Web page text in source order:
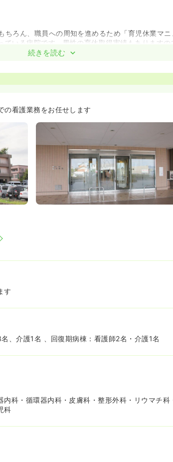
ろん、職員への周知を進めるため「育児休業マニ
いる病院です。男性の育休取得実績もありますの
い病院ですよ♪
がいある看護が実践できます。他職種との連携も
改善を求めて転職してこられる看護師さんも多いで
とお考えの方、お仕事のやりがいとプライベート
境です◎
怠もICカードで管理しておりますので、万が一残
れます！
続きを読む
の看護業務をお任せします
す
、介護1名 、回復期病棟：看護師2名・介護1名
科・循環器内科・皮膚科・整形外科・リウマチ科
科